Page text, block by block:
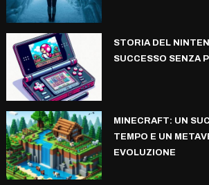
STORIA DEL
SUCCESSO SENZA
MINECRAFT: UN
TEMPO E UN
EVOLUZIONE